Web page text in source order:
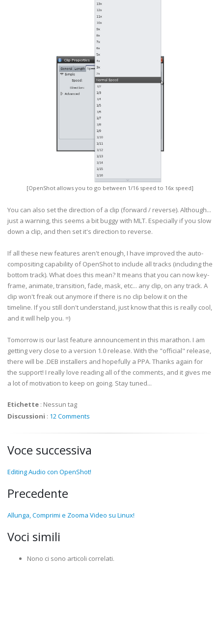
[OpenShot allows you to go between 1/16 speed to 16x speed]
You can also set the direction of a clip (forward / reverse). Although...
just a warning, this seems a bit buggy with MLT. Especially if you slow
down a clip, and then set it's direction to reverse.
If all these new features aren't enough, I have improved the auto-
compositing capability of OpenShot to include all tracks (including the
bottom track). What does this mean? It means that you can now key-
frame, animate, transition, fade, mask, etc... any clip, on any track. A
clip won't freak out anymore if there is no clip below it on the
timeline. If you still don't understand, just know that this is really cool,
and it will help you. =)
Tomorrow is our last feature announcement in this marathon. I am
getting very close to a version 1.0 release. With the "official" release,
there will be .DEB installers and hopefully a PPA. Thanks again for
the support! I really love reading all of the comments, and it gives me
a lot of motivation to keep on going. Stay tuned...
Etichette : Nessun tag
Discussioni : 12 Comments
Voce successiva
Editing Audio con OpenShot!
Precedente
Allunga, Comprimi e Zooma Video su Linux!
Voci simili
Nono ci sono articoli correlati.